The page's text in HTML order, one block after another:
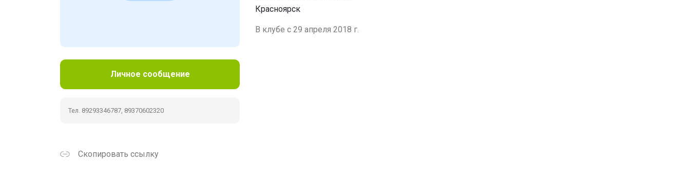
Личное сообщение
Тел. 89293346787, 89370602320
Скопировать ссылку
Красноярск
В клубе с 29 апреля 2018 г.